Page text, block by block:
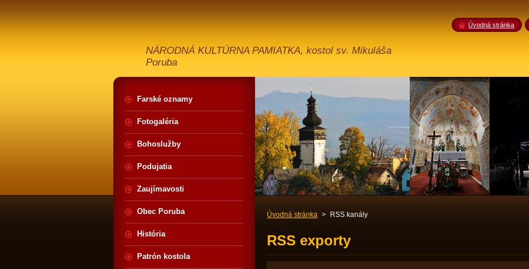
NÁRODNÁ KULTÚRNA PAMIATKA, kostol sv. Mikuláša
Poruba
Úvodná stránka > RSS kanály
RSS exporty
Farské oznamy
Fotogaléria
Bohoslužby
Podujatia
Zaujímavosti
Obec Poruba
História
Patrón kostola
Úvodná stránka